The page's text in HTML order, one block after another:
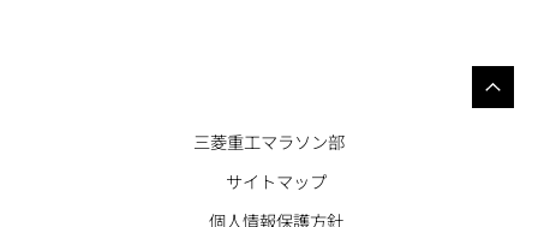
三菱重工マラソン部
サイトマップ
個人情報保護方針